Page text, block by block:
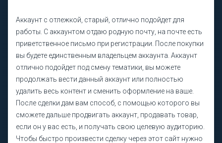
Аккаунт с отлежкой, старый, отлично подойдет для
работы. С аккаунтом отдаю родную почту, на почте есть
приветственное письмо при регистрации. После покупки
вы будете единственным владельцем аккаунта. Аккаунт
отлично подойдет под смену тематики, вы можете
продолжать вести данный аккаунт или полностью
удалить весь контент и сменить оформление на ваше.
После сделки дам вам способ, с помощью которого вы
сможете дальше продвигать аккаунт, продавать товар,
если он у вас есть, и получать свою целевую аудиторию.
Чтобы быстро произвести сделку через этот сайт нужно